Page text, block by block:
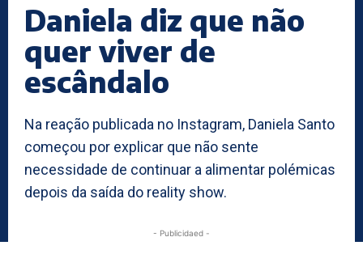
Daniela diz que não
quer viver de
escândalo
Na reação publicada no Instagram, Daniela Santo
começou por explicar que não sente
necessidade de continuar a alimentar polémicas
depois da saída do reality show.
- Publicidaed -